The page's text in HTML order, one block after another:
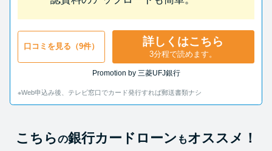
口コミを見る（9件） 詳しくはこちら
3分程で読めます。
Promotion by 三菱UFJ銀行
※Web申込み後、テレビ窓口でカード発行すれば郵送書類ナシ
こちらの銀行カードローン もオススメ！